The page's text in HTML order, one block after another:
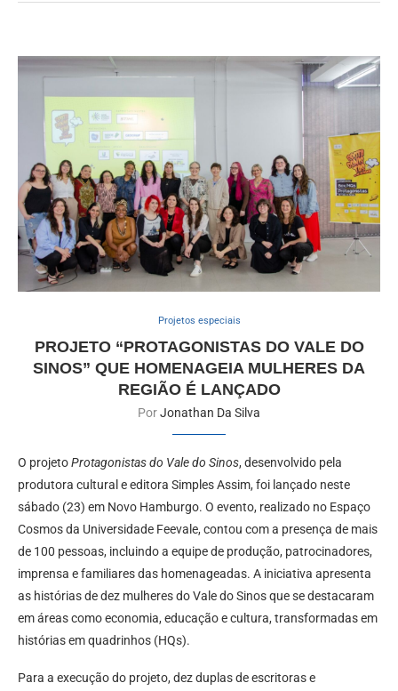
Projetos especiais
PROJETO “PROTAGONISTAS DO VALE DO
SINOS” QUE HOMENAGEIA MULHERES DA
REGIÃO É LANÇADO
PorJonathan Da Silva
O projetoProtagonistas do Vale do Sinos, desenvolvido pela
produtora cultural e editora Simples Assim, foi lançado neste
sábado (23) em Novo Hamburgo. O evento, realizado no Espaço
Cosmos da Universidade Feevale, contou com a presença de mais
de 100 pessoas, incluindo a equipe de produção, patrocinadores,
imprensa e familiares das homenageadas. A iniciativa apresenta
as histórias de dez mulheres do Vale do Sinos que se destacaram
em áreas como economia, educação e cultura, transformadas em
histórias em quadrinhos (HQs).
Para a execução do projeto, dez duplas de escritoras e